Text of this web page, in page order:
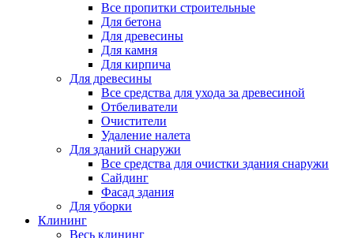
Все пропитки строительные
Для бетона
Для древесины
Для камня
Для кирпича
Для древесины
Все средства для ухода за древесиной
Отбеливатели
Очистители
Удаление налета
Для зданий снаружи
Все средства для очистки здания снаружи
Сайдинг
Фасад здания
Для уборки
Клининг
Весь клининг